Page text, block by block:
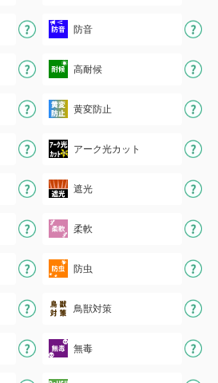
防音
高耐候
黄変防止
アーク光カット
遮光
柔軟
防虫
鳥獣対策
無毒